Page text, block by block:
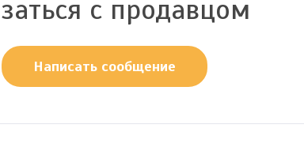
с продавцом
Написать сообщение